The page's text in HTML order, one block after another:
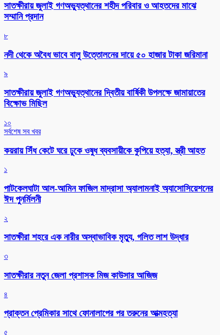
সাতক্ষীরায় জুলাই গণঅভ্যুত্থানের শহীদ পরিবার ও আহতদের মাঝে
সম্মানি প্রদান
৮
নদী থেকে অবৈধ ভাবে বালু উত্তোলনের দায়ে ৫০ হাজার টাকা জরিমানা
৯
সাতক্ষীরায় জুলাই গণঅভ্যুত্থানের দ্বিতীয় বার্ষিকী উপলক্ষে জামায়াতের
বিক্ষোভ মিছিল
১০
সর্বশেষ সব খবর
কয়রায় সিঁধ কেটে ঘরে ঢুকে ওষুধ ব্যবসায়ীকে কুপিয়ে হত্যা, স্ত্রী আহত
১
পাটকেলঘাটা আল-আমিন ফাজিল মাদ্রাসা অ্যালামনাই অ্যাসোসিয়েশনের
ঈদ পুনর্মিলনী
২
সাতক্ষীরা শহরে এক নারীর অস্বাভাবিক মৃত্যু, গলিত লাশ উদ্ধার
৩
সাতক্ষীরার নতুন জেলা প্রশাসক মিজ কাউসার আজিজ
৪
প্রাক্তন প্রেমিকার সাথে ফোনালাপের পর তরুনের আত্মহত্যা
৫